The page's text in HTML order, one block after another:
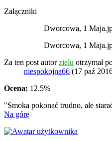
Załączniki
Dworcowa, 1
Dworcowa, 1
Za ten post autorzielu otrzymał
niespokojna66 (17 paź
Ocena: 12.5%
"Smoka pokonać trudno, ale
Na górę